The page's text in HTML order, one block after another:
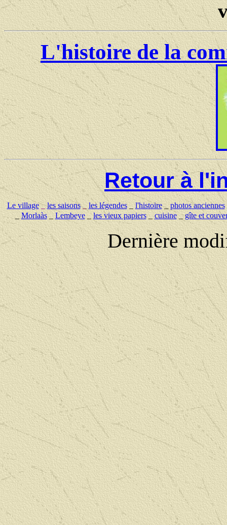
L'histoire de la
Retour à
Le village_les saisons_ les légendes_ l'histoire_photos anciennes
_ Morlaàs_Lembeye_les vieux papiers_cuisine_gîte et
Dernière